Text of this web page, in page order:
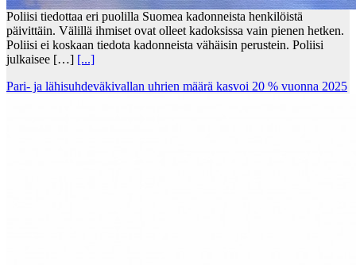
Poliisi tiedottaa eri puolilla Suomea kadonneista henkilöistä
päivittäin. Välillä ihmiset ovat olleet kadoksissa vain pienen hetken.
Poliisi ei koskaan tiedota kadonneista vähäisin perustein. Poliisi
julkaisee […] [...]
Pari- ja lähisuhdeväkivallan uhrien määrä kasvoi 20 % vuonna 2025